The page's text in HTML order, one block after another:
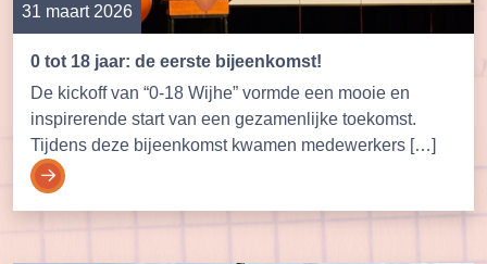
31 maart 2026
0 tot 18 jaar: de eerste bijeenkomst!
De kickoff van “0-18 Wijhe” vormde een mooie en
inspirerende start van een gezamenlijke toekomst.
Tijdens deze bijeenkomst kwamen medewerkers […]